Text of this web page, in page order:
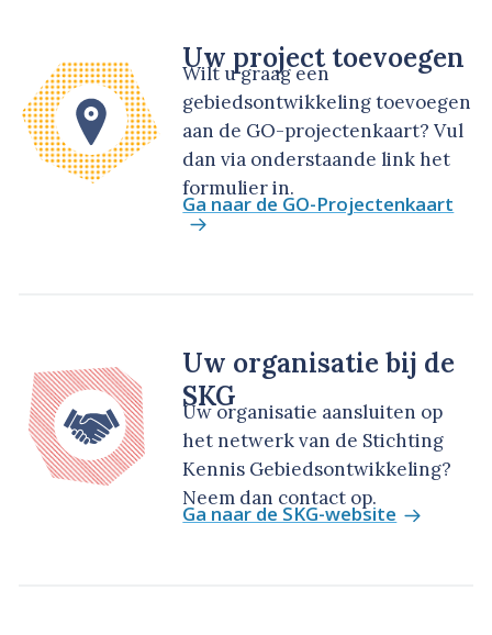
Uw project toevoegen
Wilt u graag een
gebiedsontwikkeling toevoegen
aan de GO-projectenkaart? Vul
dan via onderstaande link het
formulier in.
Ga naar de GO-Projectenkaart
Uw organisatie bij de
SKG
Uw organisatie aansluiten op
het netwerk van de Stichting
Kennis Gebiedsontwikkeling?
Neem dan contact op.
Ga naar de SKG-website